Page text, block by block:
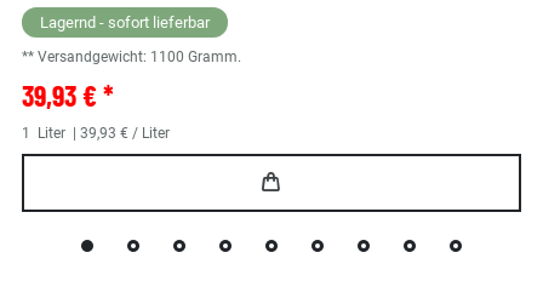
Lagernd - sofort lieferbar
** Versandgewicht: 1100 Gramm.
39,93 € *
1 Liter | 39,93 € / Liter